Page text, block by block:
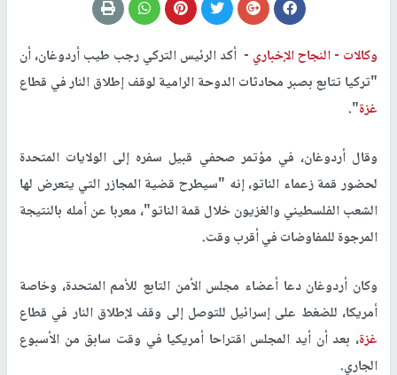
وكالات -النجاح الإخباري - أكد الرئيس التركي رجب طيب أردوغان، أن
"تركيا تتابع بصبر محادثات الدوحة الرامية لوقف إطلاق النار في قطاع
غزة".
وقال أردوغان، في مؤتمر صحفي قبيل سفره إلى الولايات المتحدة
لحضور قمة زعماء الناتو، إنه "سيطرح قضية المجازر التي يتعرض لها
الشعب الفلسطيني والغزيون خلال قمة الناتو"، معربا عن أمله بالنتيجة
المرجوة للمفاوضات في أقرب وقت.
وكان أردوغان دعا أعضاء مجلس الأمن التابع للأمم المتحدة، وخاصة
أمريكا، للضغط على إسرائيل للتوصل إلى وقف لإطلاق النار في قطاع
غزة، بعد أن أيد المجلس اقتراحا أمريكيا في وقت سابق من الأسبوع
الجاري.